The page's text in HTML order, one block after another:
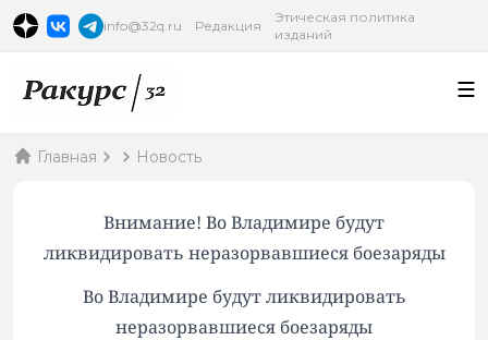
info@32q.ru Редакция
Этическая политика
изданий
Главная Новость
Внимание! Во Владимире будут
ликвидировать неразорвавшиеся боезаряды
Во Владимире будут ликвидировать
неразорвавшиеся боезаряды